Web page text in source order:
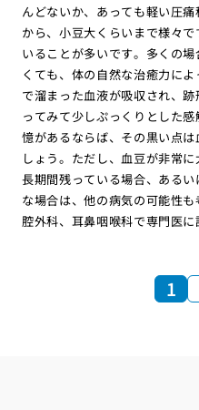
んどないか、あっても軽い圧
から、小豆大くらいまで様々
いることが多いです。多くの
くても、体の自然な治癒力に
で溜まった血液が吸収され、
ってみて少しぷっくりとした
憶があるならば、その黒い点
しょう。ただし、血豆が非常
長期間残っている場合、ある
な場合は、他の病気の可能性
腔外科、耳鼻咽喉科で専門医に
1